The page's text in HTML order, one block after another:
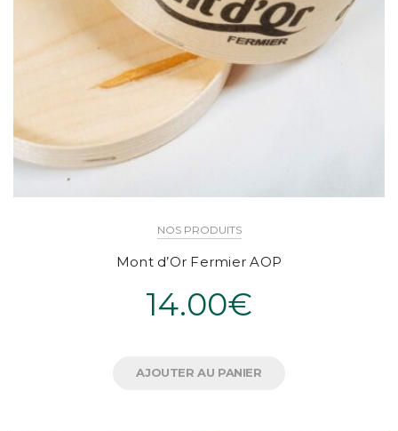
NOS PRODUITS
Mont d’Or Fermier AOP
14.00€
AJOUTER AU PANIER